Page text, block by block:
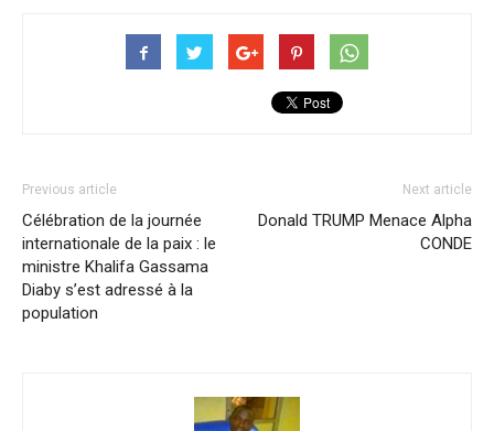
Previous article
Célébration de la journée
internationale de la paix : le
ministre Khalifa Gassama
Diaby s’est adressé à la
population
Next article
Donald TRUMP Menace Alpha
CONDE